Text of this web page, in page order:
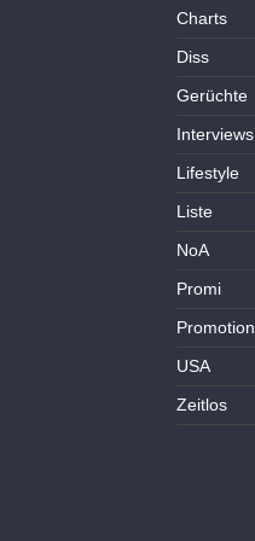
Charts
Diss
Gerüchte
Interviews
Lifestyle
Liste
NoA
Promi
Promotion
USA
Zeitlos